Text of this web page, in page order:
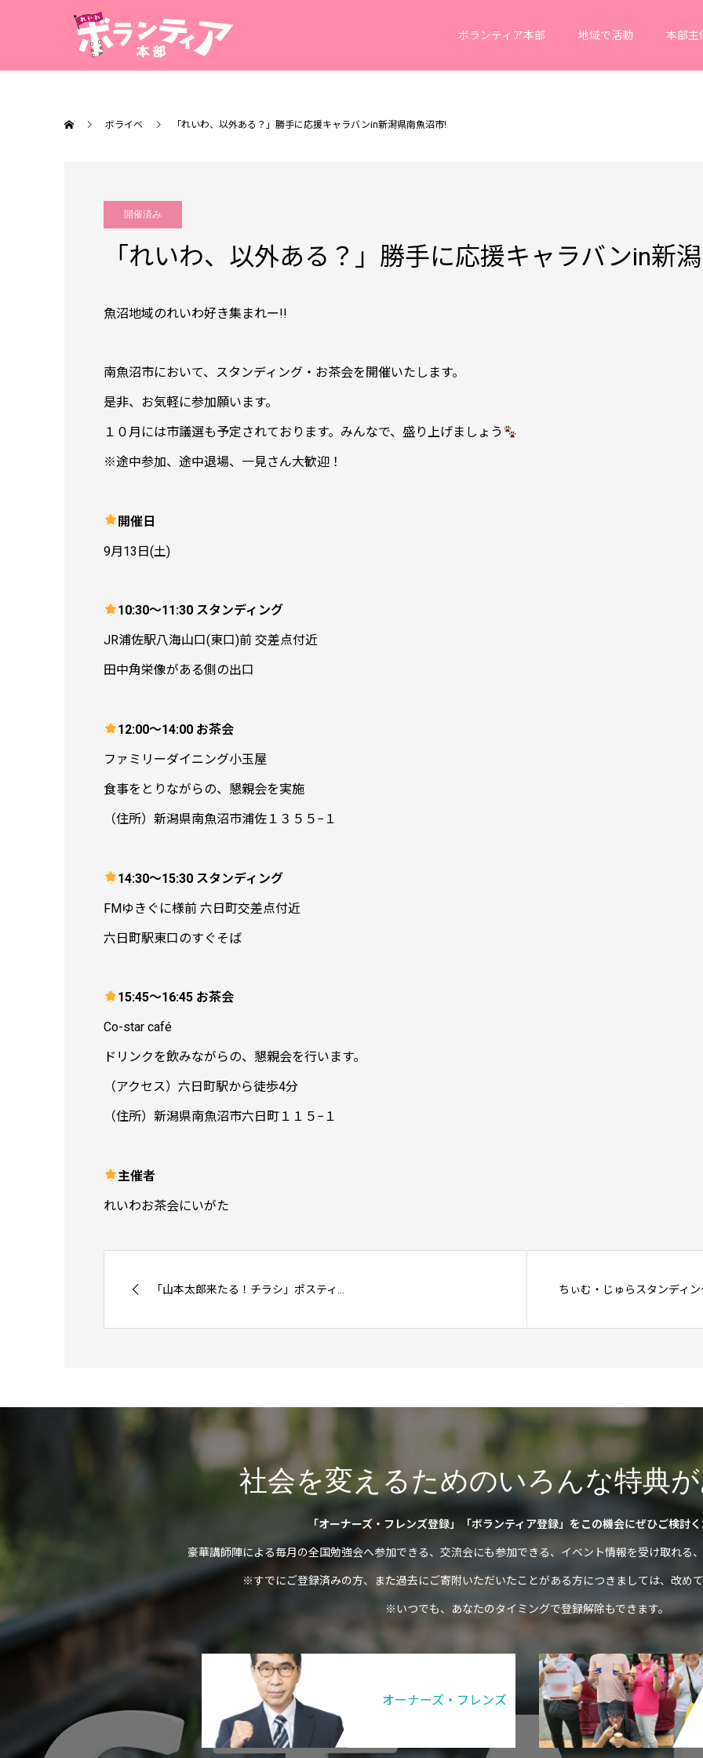
ボランティア本部 地域で活動 本部主
ボライベ 「れいわ、以外ある？」勝手に応援キャラバンin新潟県南魚沼市!
開催済み
「れいわ、以外ある？」勝手に応援キャラバンin新
魚沼地域のれいわ好き集まれー!!
南魚沼市において、スタンディング・お茶会を開催いたします。
是非、お気軽に参加願います。
１０月には市議選も予定されております。みんなで、盛り上げましょう
※途中参加、途中退場、一見さん大歓迎！
開催日
9月13日(土)
10:30～11:30 スタンディング
JR浦佐駅八海山口(東口)前 交差点付近
田中角栄像がある側の出口
12:00～14:00 お茶会
ファミリーダイニング小玉屋
食事をとりながらの、懇親会を実施
（住所）新潟県南魚沼市浦佐１３５５−１
14:30～15:30 スタンディング
FMゆきぐに様前 六日町交差点付近
六日町駅東口のすぐそば
15:45～16:45 お茶会
Co-star café
ドリンクを飲みながらの、懇親会を行います。
（アクセス）六日町駅から徒歩4分
（住所）新潟県南魚沼市六日町１１５−１
主催者
れいわお茶会にいがた
「山本太郎来たる！チラシ」ポスティ... ちぃむ・じゅらスタンディン
社会を変えるためのいろんな特典
「オーナーズ・フレンズ登録」「ボランティア登録」をこの機会にぜひご検討
豪華講師陣による毎月の全国勉強会へ参加できる、交流会にも参加できる、イベント情報を受け取れる
※すでにご登録済みの方、また過去にご寄附いただいたことがある方につきましては、改め
※いつでも、あなたのタイミングで登録解除もできます。
オーナーズ・フレンズ